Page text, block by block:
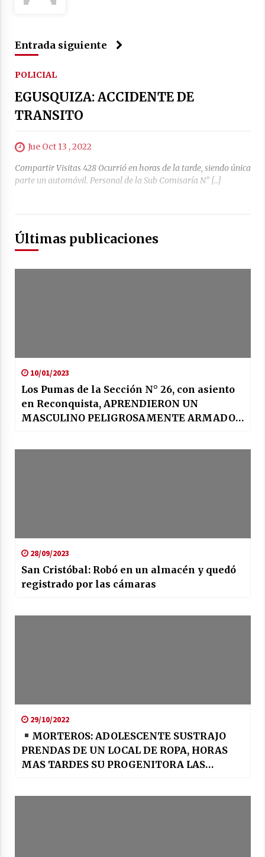
Entrada siguiente
POLICIAL
EGUSQUIZA: ACCIDENTE DE
TRANSITO
Jue Oct 13 , 2022
Compartir Visitas 428 Ocurrió en horas de la tarde, siendo única
parte un automóvil. Personal de la Sub Comisaría N° […]
Últimas publicaciones
10/01/2023
Los Pumas de la Sección N° 26, con asiento
en Reconquista, APRENDIERON UN
MASCULINO PELIGROSAMENTE ARMADO
28/09/2023
San Cristóbal: Robó en un almacén y quedó
registrado por las cámaras
29/10/2022
MORTEROS: ADOLESCENTE SUSTRAJO
PRENDAS DE UN LOCAL DE ROPA, HORAS
MAS TARDES SU PROGENITORA LAS